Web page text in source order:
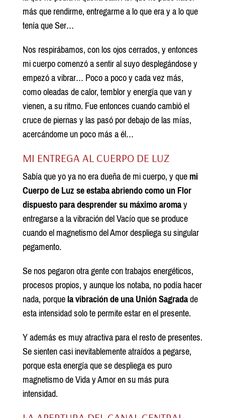
más que rendirme, entregarme a lo que era y a lo que
tenía que Ser…
Nos respirábamos, con los ojos cerrados, y entonces
mi cuerpo comenzó a sentir al suyo desplegándose y
empezó a vibrar… Poco a poco y cada vez más,
como oleadas de calor, temblor y energía que van y
vienen, a su ritmo. Fue entonces cuando cambió el
cruce de piernas y las pasó por debajo de las mías,
acercándome un poco más a él…
MI ENTREGA AL CUERPO DE LUZ
Sabía que yo ya no era dueña de mi cuerpo, y quemi
Cuerpo de Luz se estaba abriendo como un Flor
dispuesto para desprender su máximo aromay
entregarse a la vibración del Vacío que se produce
cuando el magnetismo del Amor despliega su singular
pegamento.
Se nos pegaron otra gente con trabajos energéticos,
procesos propios, y aunque los notaba, no podía hacer
nada, porquela vibración de una Unión Sagradade
esta intensidad solo te permite estar en el presente.
Y además es muy atractiva para el resto de presentes.
Se sienten casi inevitablemente atraídos a pegarse,
porque esta energía que se despliega es puro
magnetismo de Vida y Amor en su más pura
intensidad.